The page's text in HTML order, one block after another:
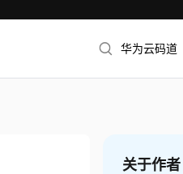
华为云码道
关于作者